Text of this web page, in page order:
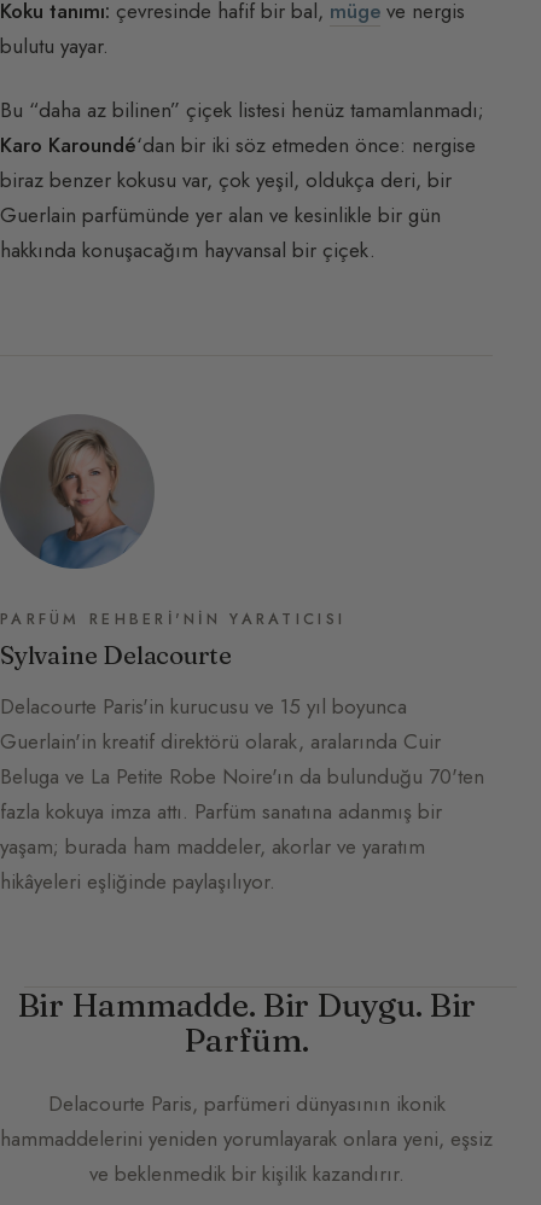
Koku tanımı: çevresinde hafif bir bal, müge ve nergis
bulutu yayar.
Bu “daha az bilinen” çiçek listesi henüz tamamlanmadı;
Karo Karoundé‘dan bir iki söz etmeden önce: nergise
biraz benzer kokusu var, çok yeşil, oldukça deri, bir
Guerlain parfümünde yer alan ve kesinlikle bir gün
hakkında konuşacağım hayvansal bir çiçek.
PARFÜM REHBERI'NIN YARATICISI
Sylvaine Delacourte
Delacourte Paris'in kurucusu ve 15 yıl boyunca
Guerlain'in kreatif direktörü olarak, aralarında Cuir
Beluga ve La Petite Robe Noire'ın da bulunduğu 70'ten
fazla kokuya imza attı. Parfüm sanatına adanmış bir
yaşam; burada ham maddeler, akorlar ve yaratım
hikâyeleri eşliğinde paylaşılıyor.
Bir Hammadde. Bir Duygu. Bir
Parfüm.
Delacourte Paris, parfümeri dünyasının ikonik
hammaddelerini yeniden yorumlayarak onlara yeni, eşsiz
ve beklenmedik bir kişilik kazandırır.